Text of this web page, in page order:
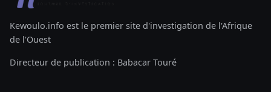
Kewoulo.info est le premier site d'investigation de l'Afrique
de l'Ouest
Directeur de publication : Babacar Touré